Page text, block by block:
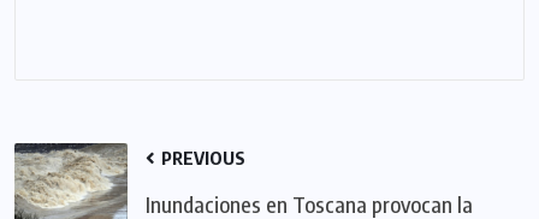
PREVIOUS
Inundaciones en Toscana provocan la